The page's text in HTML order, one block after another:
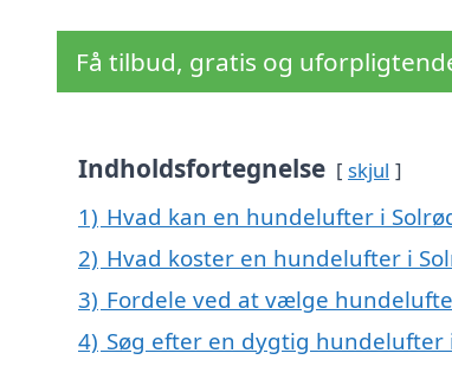
Få tilbud, gratis og
Indholdsfortegnelse skjul
1) Hvad kan en hundelufter i
2) Hvad koster en hundelufter i
3) Fordele ved at vælge
4) Søg efter en dygtig